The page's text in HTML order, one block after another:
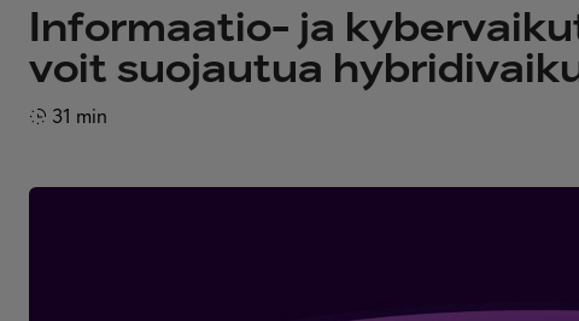
Informaatio- ja
voit suojautua
31 min